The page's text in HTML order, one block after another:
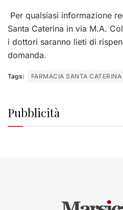
Per qualsiasi informazione
Santa Caterina in via M.A.
i dottori saranno lieti di
domanda.
Tags: FARMACIA SANTA CATERINA
Pubblicità